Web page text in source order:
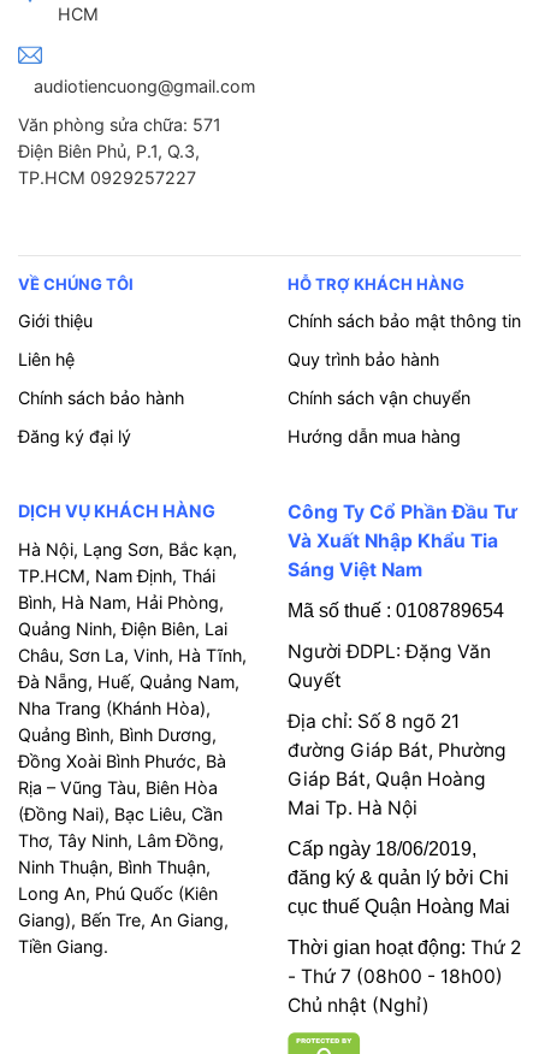
HCM
audiotiencuong@gmail.com
Văn phòng sửa chữa: 571
Điện Biên Phủ, P.1, Q.3,
TP.HCM 0929257227
VỀ CHÚNG TÔI
Giới thiệu
Liên hệ
Chính sách bảo hành
Đăng ký đại lý
HỖ TRỢ KHÁCH HÀNG
Chính sách bảo mật thông tin
Quy trình bảo hành
Chính sách vận chuyển
Hướng dẫn mua hàng
DỊCH VỤ KHÁCH HÀNG
Hà Nội, Lạng Sơn, Bắc kạn,
TP.HCM, Nam Định, Thái
Bình, Hà Nam, Hải Phòng,
Quảng Ninh, Điện Biên, Lai
Châu, Sơn La, Vinh, Hà Tĩnh,
Đà Nẵng, Huế, Quảng Nam,
Nha Trang (Khánh Hòa),
Quảng Bình, Bình Dương,
Đồng Xoài Bình Phước, Bà
Rịa – Vũng Tàu, Biên Hòa
(Đồng Nai), Bạc Liêu, Cần
Thơ, Tây Ninh, Lâm Đồng,
Ninh Thuận, Bình Thuận,
Long An, Phú Quốc (Kiên
Giang), Bến Tre, An Giang,
Tiền Giang.
Công Ty Cổ Phần Đầu Tư
Và Xuất Nhập Khẩu Tia
Sáng Việt Nam
Mã số thuế : 0108789654
Người ĐDPL: Đặng Văn
Quyết
Địa chỉ: Số 8 ngõ 21
đường Giáp Bát, Phường
Giáp Bát, Quận Hoàng
Mai Tp. Hà Nội
Cấp ngày 18/06/2019,
đăng ký & quản lý bởi Chi
cục thuế Quận Hoàng Mai
Thời gian hoạt động: Thứ 2
- Thứ 7 (08h00 - 18h00)
Chủ nhật (Nghỉ)